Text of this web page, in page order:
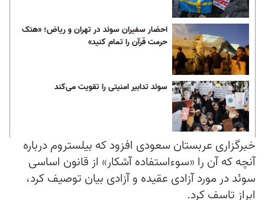
احضار سفیران سوئد در تهران و ریاض؛ «هتک
حرمت قرآن را تمام کنید»‏
سوئد تدابیر امنیتی را تقویت می‌کند
خبرگزاری عربستان سعودی افزود که بیلستروم درباره
آنچه که آن را «سوءاستفاده آشکار» از قانون اساسی
سوئد در مورد آزادی عقیده و آزادی بیان توصیف کرد،
ابراز تاسف کرد.